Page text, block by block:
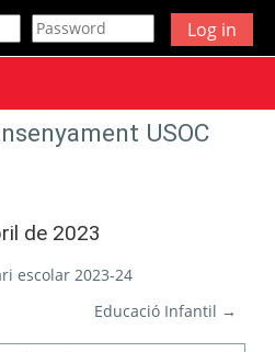
Log in
USOC
de 2023
escolar 2023-24
Educació Infantil →